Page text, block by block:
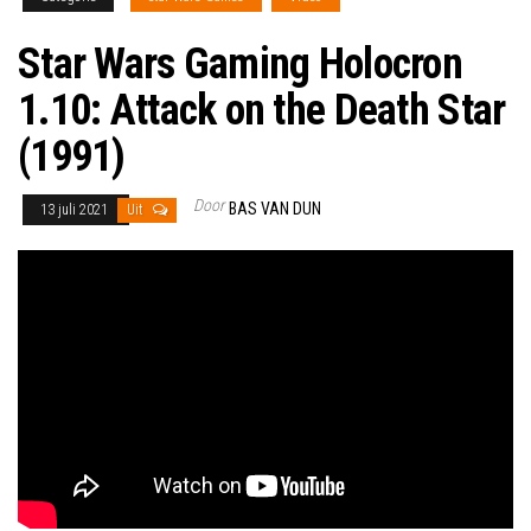
Star Wars Gaming Holocron
1.10: Attack on the Death Star
(1991)
13 juli 2021 Uit Door BAS VAN DUN